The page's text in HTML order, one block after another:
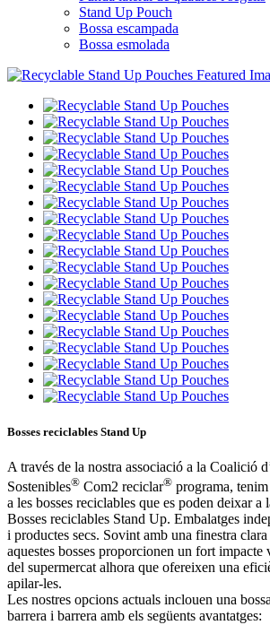
Stand Up Pouch
Bossa escampada
Bossa esmolada
Bosses reciclables Stand Up
A través de la nostra associació a la Coalició
Sostenibles® Com2 reciclar® programa,
a les bosses reciclables que es poden deixar a
Bosses reciclables Stand Up. Embalatges
i productes secs. Sovint amb una finestra
aquestes bosses proporcionen un fort impacte
del supermercat alhora que ofereixen una
apilar-les.
Les nostres opcions actuals inclouen una
barrera i barrera amb els següents avantatges: